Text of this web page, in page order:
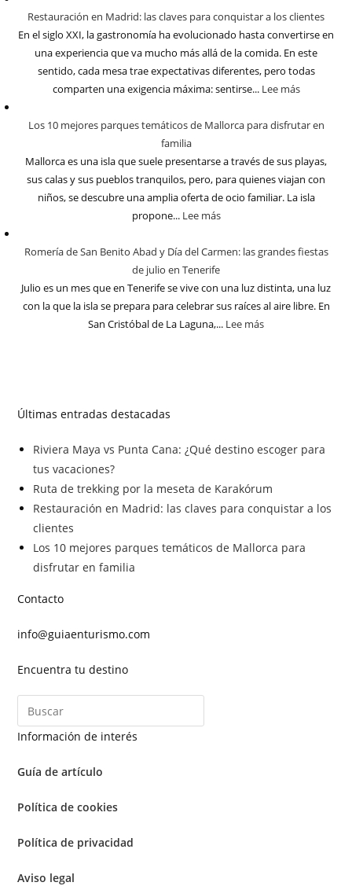
Restauración en Madrid: las claves para conquistar a los clientes
En el siglo XXI, la gastronomía ha evolucionado hasta convertirse en
una experiencia que va mucho más allá de la comida. En este
sentido, cada mesa trae expectativas diferentes, pero todas
comparten una exigencia máxima: sentirse... Lee más
Los 10 mejores parques temáticos de Mallorca para disfrutar en
familia
Mallorca es una isla que suele presentarse a través de sus playas,
sus calas y sus pueblos tranquilos, pero, para quienes viajan con
niños, se descubre una amplia oferta de ocio familiar. La isla
propone... Lee más
Romería de San Benito Abad y Día del Carmen: las grandes fiestas
de julio en Tenerife
Julio es un mes que en Tenerife se vive con una luz distinta, una luz
con la que la isla se prepara para celebrar sus raíces al aire libre. En
San Cristóbal de La Laguna,... Lee más
Últimas entradas destacadas
Riviera Maya vs Punta Cana: ¿Qué destino escoger para
tus vacaciones?
Ruta de trekking por la meseta de Karakórum
Restauración en Madrid: las claves para conquistar a los
clientes
Los 10 mejores parques temáticos de Mallorca para
disfrutar en familia
Contacto
info@guiaenturismo.com
Encuentra tu destino
Información de interés
Guía de artículo
Política de cookies
Política de privacidad
Aviso legal